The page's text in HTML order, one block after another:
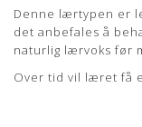
Denne lærtypen er
det anbefales å
naturlig lærvoks før
Over tid vil læret få